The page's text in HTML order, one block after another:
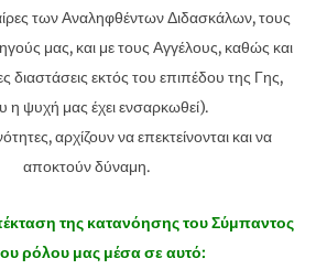
των Αναληφθέντων Διδασκάλων, τους
μας, και με τους Αγγέλους, καθώς και
διαστάσεις εκτός του επιπέδου της Γης,
η ψυχή μας έχει ενσαρκωθεί).
αρχίζουν να επεκτείνονται και να
αποκτούν δύναμη.
της κατανόησης του Σύμπαντος
ρόλου μας μέσα σε αυτό: